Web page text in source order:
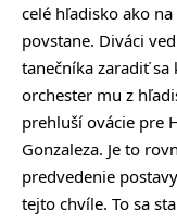
celé hľadisko ako
povstane. Diváci
tanečníka zaradiť sa
orchester mu z
prehluší ovácie pre
Gonzaleza. Je to
predvedenie
tejto chvíle. To sa